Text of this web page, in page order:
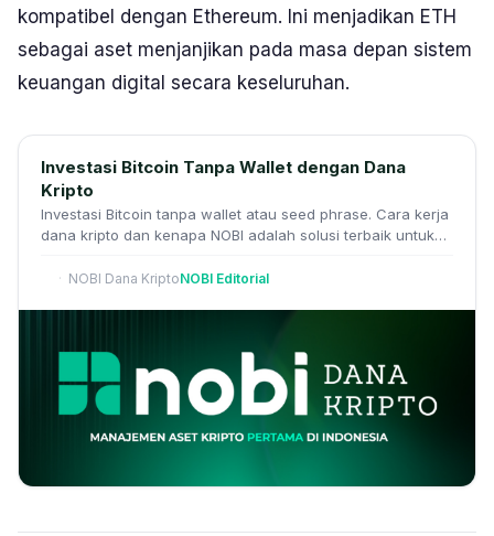
kompatibel dengan Ethereum. Ini menjadikan ETH
sebagai aset menjanjikan pada masa depan sistem
keuangan digital secara keseluruhan.
Investasi Bitcoin Tanpa Wallet dengan Dana
Kripto
Investasi Bitcoin tanpa wallet atau seed phrase. Cara kerja
dana kripto dan kenapa NOBI adalah solusi terbaik untuk
NOBI Dana KriptoNOBI Editorial